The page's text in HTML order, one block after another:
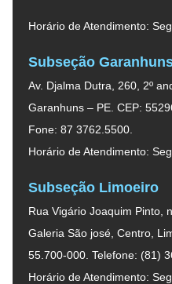
Horário de Atendimento:
Subseção
Av. Djalma Dutra, 260, 2º
Garanhuns – PE. CEP:
Fone: 87 3762.5500.
Horário de Atendimento:
Subseção Limoeiro
Rua Vigário Joaquim Pinto,
Galeria São josé, Centro,
55.700-000. Telefone: (81)
Horário de Atendimento: